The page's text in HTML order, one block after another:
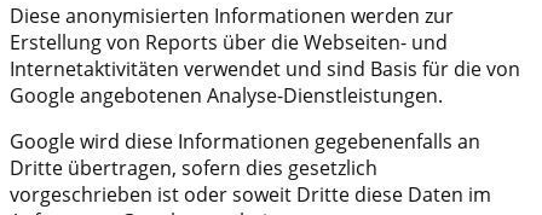
Diese anonymisierten Informationen werden zur
Erstellung von Reports über die Webseiten- und
Internetaktivitäten verwendet und sind Basis für die von
Google angebotenen Analyse-Dienstleistungen.
Google wird diese Informationen gegebenenfalls an
Dritte übertragen, sofern dies gesetzlich
vorgeschrieben ist oder soweit Dritte diese Daten im